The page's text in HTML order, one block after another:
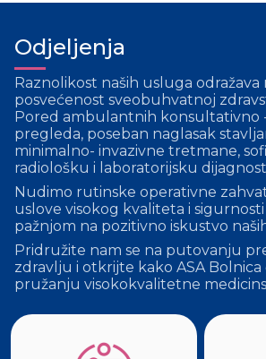
Odjeljenja
Raznolikost naših usluga odražava
posvećenost sveobuhvatnoj
Pored ambulantnih konsultativno
pregleda, poseban naglasak
minimalno- invazivne tretmane,
radiološku i laboratorijsku
Nudimo rutinske operativne
uslove visokog kvaliteta i
pažnjom na pozitivno iskustvo
Pridružite nam se na putovanju
zdravlju i otkrijte kako ASA Bolnica
pružanju visokokvalitetne